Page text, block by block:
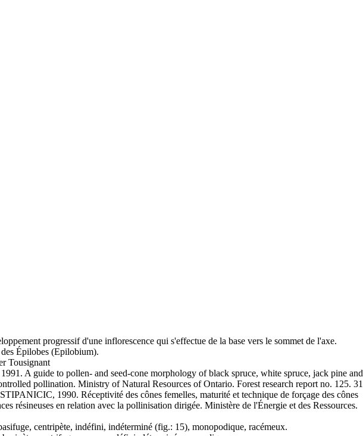
progressif d'une inflorescence qui s'effectue de la base vers le sommet de l'axe.
Épilobes (Epilobium).
Tousignant
A guide to pollen- and seed-cone morphology of black spruce, white spruce, jack pine and
pollination. Ministry of Natural Resources of Ontario. Forest research report no. 125. 31
1990. Réceptivité des cônes femelles, maturité et technique de forçage des cônes
résineuses en relation avec la pollinisation dirigée. Ministère de l'Énergie et des Ressources.
centripète, indéfini, indéterminé (fig.: 15), monopodique, racémeux.